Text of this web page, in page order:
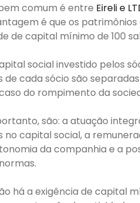
comum é entre Eireli e
é que os
de capital mínimo de 100
social investido pelos
de cada sócio são
do rompimento da
são: a atuação
no capital social, a
da companhia e a
há a exigência de capital